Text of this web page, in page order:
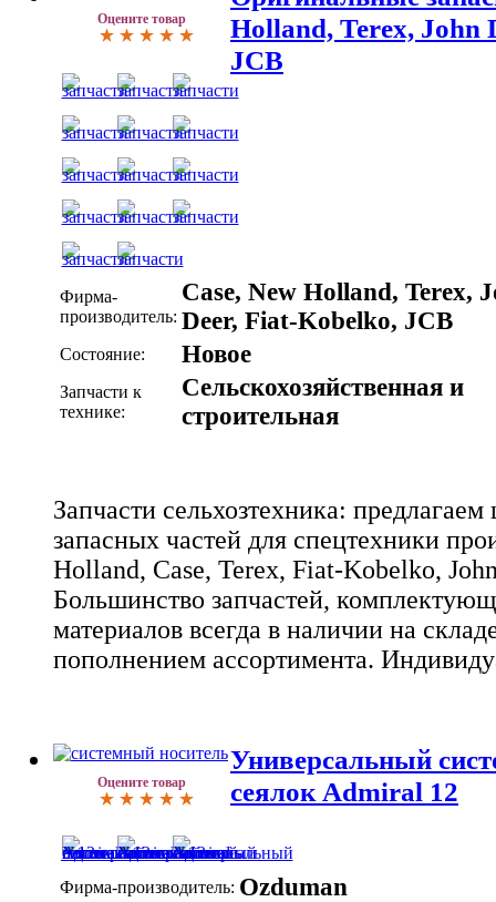
Оцените товар
Holland, Terex, John
JCB
Фирма-
производитель:
Case, New Holland, Terex,
Deer, Fiat-Kobelko, JCB
Состояние: Новое
Запчасти к
технике:
Сельскохозяйственная и
строительная
Запчасти сельхозтехника:
запасных частей для спецтехники
Holland, Case, Terex, Fiat-Kobelko,
Большинство запчастей,
материалов всегда в наличии на
пополнением ассортимента.
Оцените товар
Универсальный
сеялок Admiral 12
Фирма-производитель: Ozduman